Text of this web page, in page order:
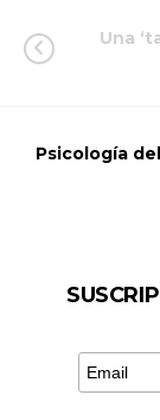
Una
Psicología